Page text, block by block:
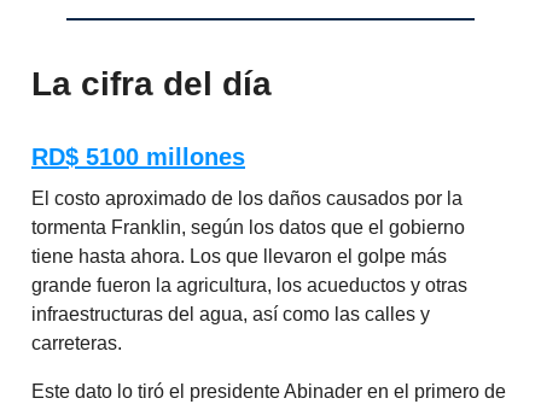
La cifra del día
RD$ 5100 millones
El costo aproximado de los daños causados por la
tormenta Franklin, según los datos que el gobierno
tiene hasta ahora. Los que llevaron el golpe más
grande fueron la agricultura, los acueductos y otras
infraestructuras del agua, así como las calles y
carreteras.
Este dato lo tiró el presidente Abinader en el primero de